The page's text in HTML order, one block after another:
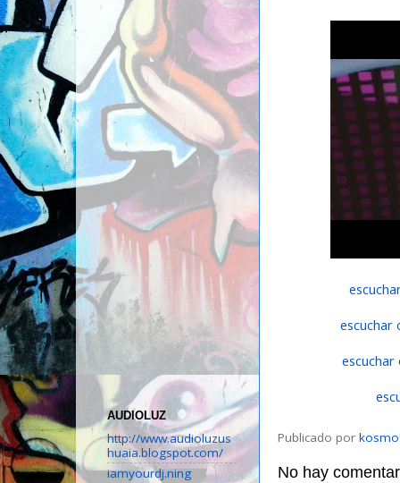
escuchar
escuchar
Publicado por
No hay
AUDIOLUZ
http://www.audioluzus
huaia.blogspot.com/
iamyourdj.ning